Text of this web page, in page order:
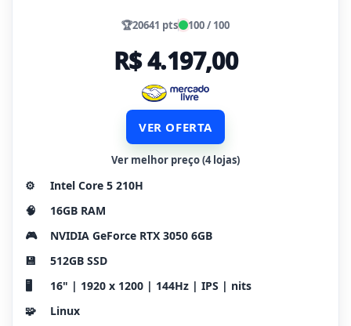
🏆20641 pts 100 / 100
R$ 4.197,00
VER OFERTA
Ver melhor preço (4 lojas)
⚙️
Intel Core 5 210H
🧠
16GB RAM
🎮
NVIDIA GeForce RTX 3050 6GB
💾
512GB SSD
🖥️
16" | 1920 x 1200 | 144Hz | IPS | nits
🧩
Linux